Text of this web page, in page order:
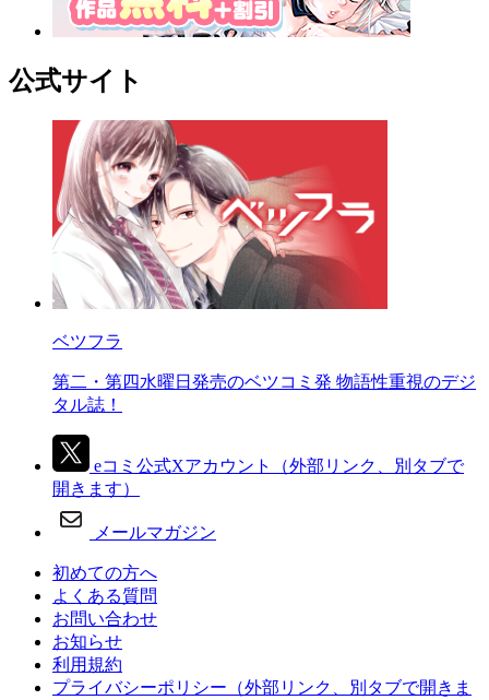
公式サイト
ベツフラ
第二・第四水曜日発売のベツコミ発 物語性重視のデジ
タル誌！
eコミ公式Xアカウント
（外部リンク、別タブで
開きます）
メールマガジン
初めての方へ
よくある質問
お問い合わせ
お知らせ
利用規約
プライバシーポリシー （外部リンク、別タブで開きま